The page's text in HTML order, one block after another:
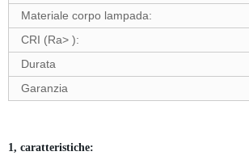
Materiale corpo lampada:
CRI (Ra> ):
Durata
Garanzia
1, caratteristiche: